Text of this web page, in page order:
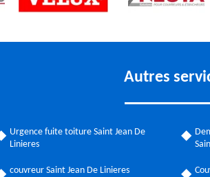
Autres
Urgence fuite toiture Saint Jean De
Linieres
couvreur Saint Jean De Linieres